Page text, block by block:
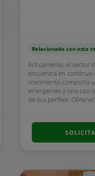
Relacionado con esta
Actualmente, el sector
encuentra en continuo
crecimiento comporta
emergentes y una casi
de sus perfiles.